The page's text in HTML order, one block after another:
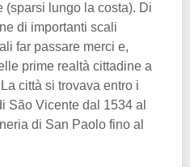
(sparsi lungo la costa). Di
di importanti scali
far passare merci e,
prime realtà cittadine a
La città si trovava entro i
São Vicente dal 1534 al
di San Paolo fino al